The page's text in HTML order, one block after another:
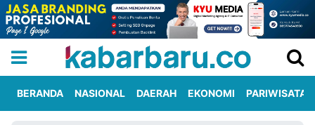
BERANDA NASIONAL DAERAH EKONOMI PARIWISATA